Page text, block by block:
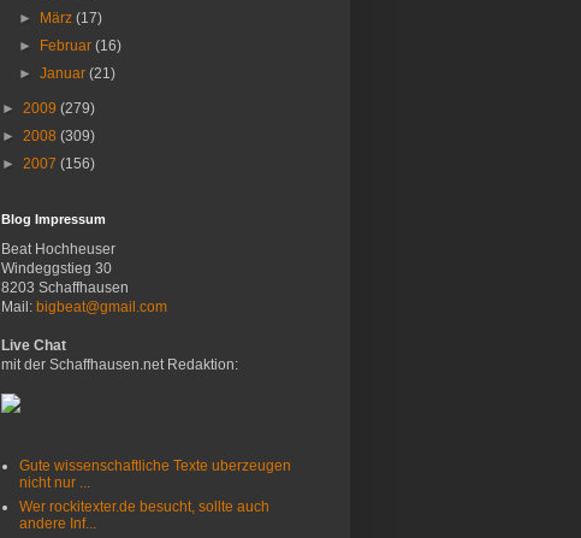
►
März(17)
►
Februar(16)
►Januar(21)
► 2009 (279)
► 2008 (309)
► 2007 (156)
Blog Impressum
Beat Hochheuser
Windeggstieg 30
8203 Schaffhausen
Mail: bigbeat@gmail.com
Live Chat
mit der Schaffhausen.net Redaktion:
Gute wissenschaftliche Texte uberzeugen
nicht nur ...
Wer rockitexter.de besucht, sollte auch
andere Inf...